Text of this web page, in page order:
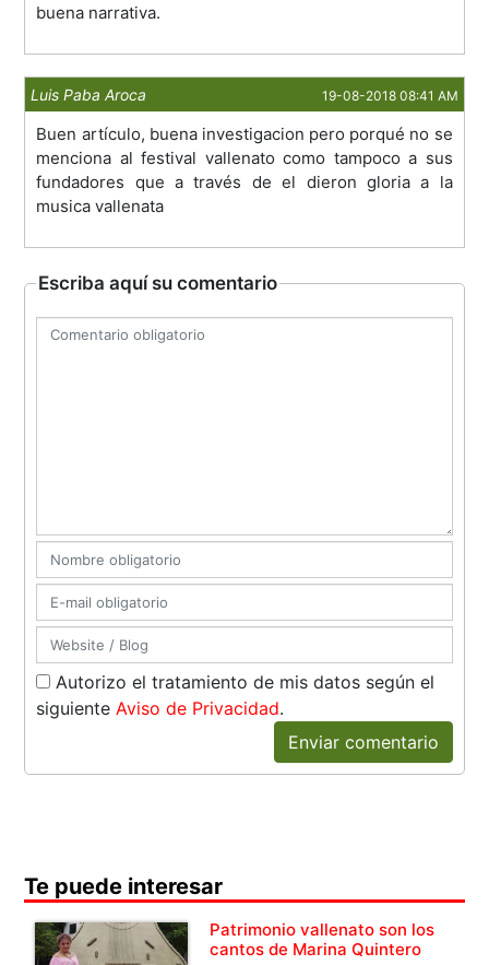
buena narrativa.
Luis Paba Aroca 19-08-2018 08:41 AM
Buen artículo, buena investigacion pero porqué no se
menciona al festival vallenato como tampoco a sus
fundadores que a través de el dieron gloria a la
musica vallenata
Escriba aquí su comentario
Autorizo el tratamiento de mis datos según el
siguiente Aviso de Privacidad.
Enviar comentario
Te puede interesar
Patrimonio vallenato son los
cantos de Marina Quintero